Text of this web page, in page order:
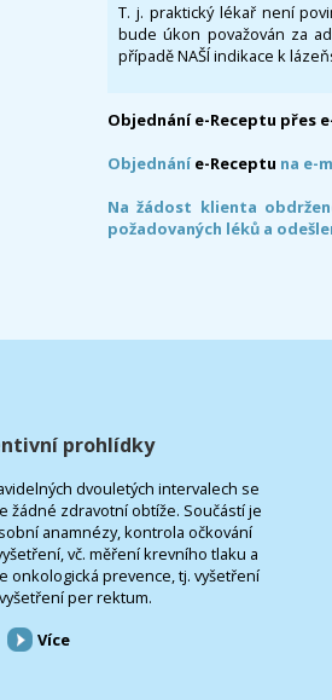
T. j. praktický lékař není
bude úkon považován za
případě NAŠÍ indikace k
Objednání e-Receptu přes
Objednáníe-Receptu na e-
Na žádost klienta
požadovaných léků a
prohlídky
dvouletých intervalech se
žádné zdravotní obtíže. Součástí je
anamnézy, kontrola očkování
vč. měření krevního tlaku a
onkologická prevence, tj. vyšetření
per rektum.
Více